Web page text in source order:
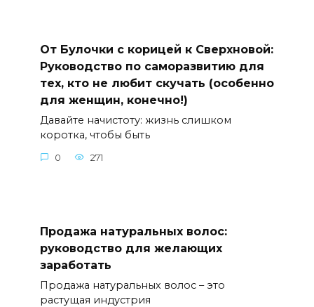
От Булочки с корицей к Сверхновой:
Руководство по саморазвитию для
тех, кто не любит скучать (особенно
для женщин, конечно!)
Давайте начистоту: жизнь слишком
коротка, чтобы быть
0 271
Продажа натуральных волос:
руководство для желающих
заработать
Продажа натуральных волос – это
растущая индустрия